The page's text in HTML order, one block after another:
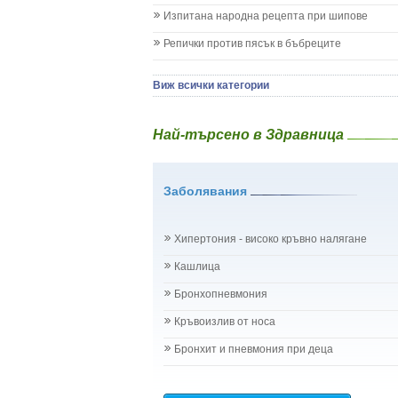
Менингит
Млечница
Нощно напикаване - енуреза
Плач
Проблеми с очите на бебето и детето
Рубеола
Температура - висока
Хрема при бебето и детето
Бъбреци
Бъбречна поликистоза
Изпитана народна рецепта при шипове
Репички против пясък в бъбреците
Виж всички категории
Най-търсено в Здравница
Заболявания
Хипертония - високо кръвно налягане
Кашлица
Бронхопневмония
Кръвоизлив от носа
Бронхит и пневмония при деца